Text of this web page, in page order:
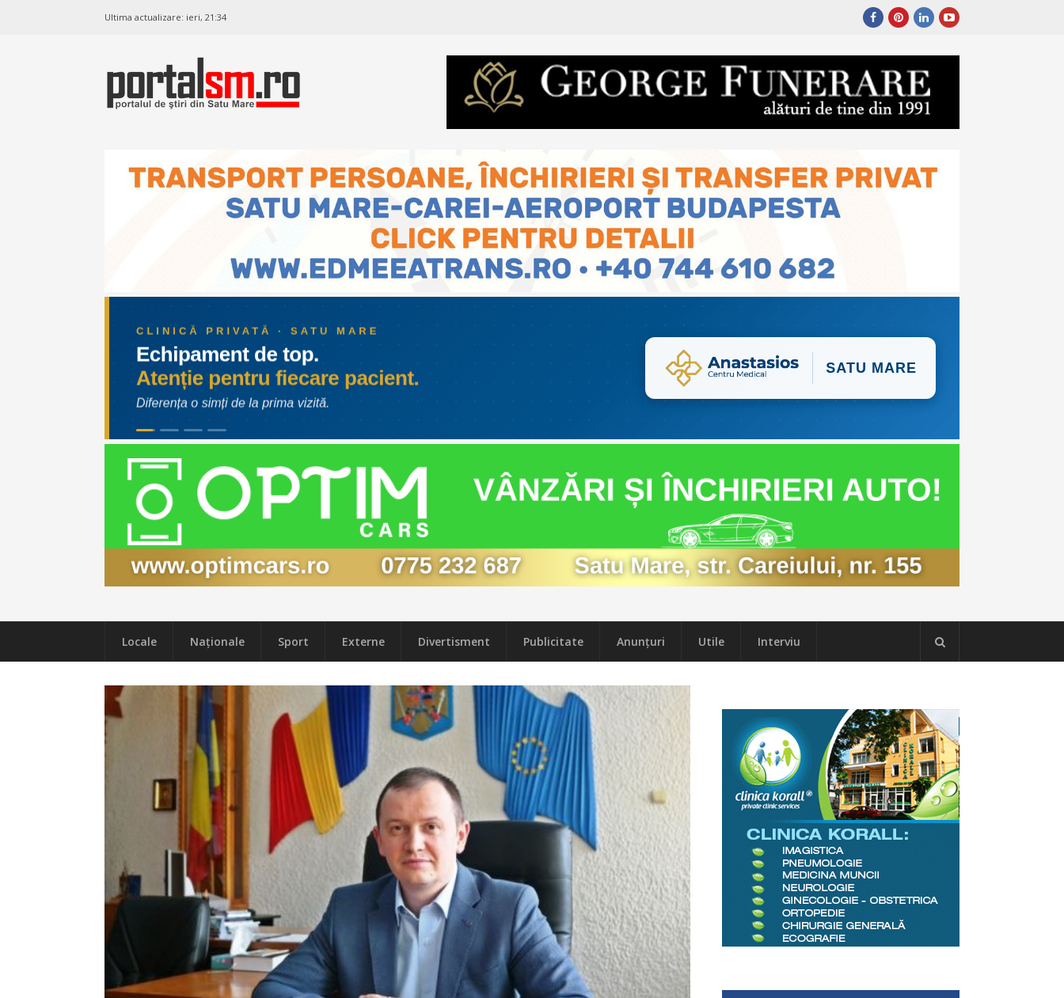
Ultima actualizare: ieri, 21:34
Locale Naţionale Sport Externe Divertisment Publicitate Anunțuri Utile Interviu